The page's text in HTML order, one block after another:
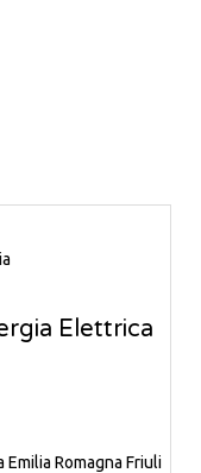
Elettrica
Emilia Romagna Friuli